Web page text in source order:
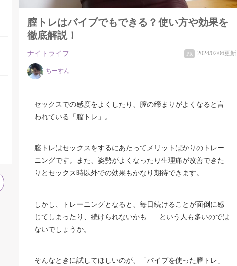
膣トレはバイブでもできる？使い方や効果を
徹底解説！
ナイトライフ PR 2024/02/06更新
ちーすん
セックスでの感度をよくしたり、膣の締まりがよくなると言
われている「膣トレ」。
膣トレはセックスをするにあたってメリットばかりのトレー
ニングです。また、姿勢がよくなったり生理痛が改善できた
りとセックス時以外での効果もかなり期待できます。
しかし、トレーニングとなると、毎日続けることが面倒に感
じてしまったり、続けられないかも......という人も多いのでは
ないでしょうか。
そんなときに試してほしいのが、「バイブを使った膣トレ」